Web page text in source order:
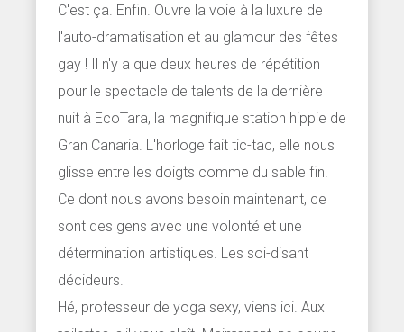
C'est ça. Enfin. Ouvre la voie à la luxure de
l'auto-dramatisation et au glamour des fêtes
gay ! Il n'y a que deux heures de répétition
pour le spectacle de talents de la dernière
nuit à EcoTara, la magnifique station hippie de
Gran Canaria. L'horloge fait tic-tac, elle nous
glisse entre les doigts comme du sable fin.
Ce dont nous avons besoin maintenant, ce
sont des gens avec une volonté et une
détermination artistiques. Les soi-disant
décideurs.
Hé, professeur de yoga sexy, viens ici. Aux